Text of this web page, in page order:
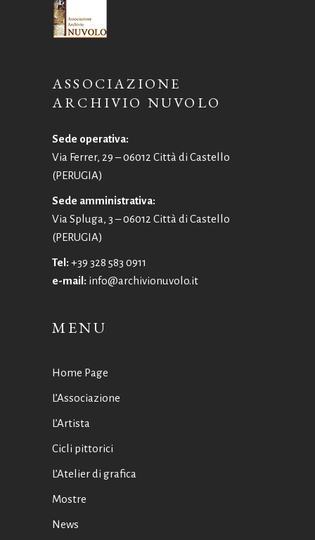
ASSOCIAZIONE
ARCHIVIO NUVOLO
Sede operativa:
Via Ferrer, 29 – 06012 Città di Castello
(PERUGIA)
Sede amministrativa:
Via Spluga, 3 – 06012 Città di Castello
(PERUGIA)
Tel: +39 328 583 0911
e-mail: info@archivionuvolo.it
MENU
Home Page
L’Associazione
L’Artista
Cicli pittorici
L’Atelier di grafica
Mostre
News